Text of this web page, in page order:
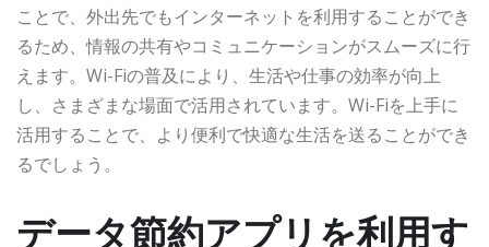
ことで、外出先でもインターネットを利用することができ
るため、情報の共有やコミュニケーションがスムーズに行
えます。Wi-Fiの普及により、生活や仕事の効率が向上
し、さまざまな場面で活用されています。Wi-Fiを上手に
活用することで、より便利で快適な生活を送ることができ
るでしょう。
データ節約アプリを利用す